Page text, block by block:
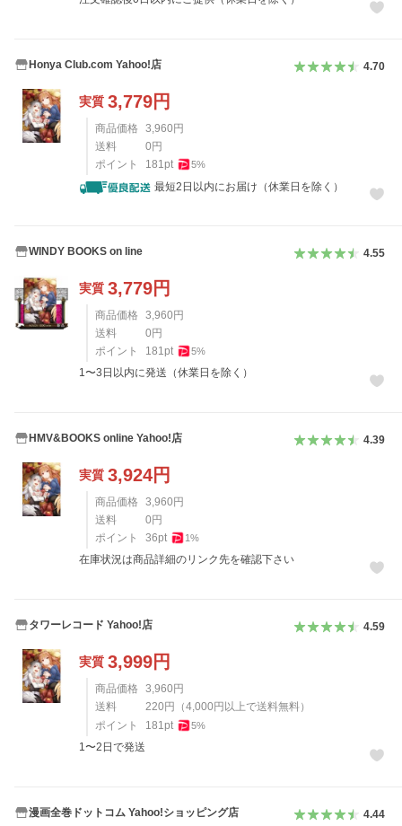
Honya Club.com Yahoo!店 4.70
実質 3,779円
商品価格 3,960 円
送料
0 円
ポイント
181pt 5%
最短2日以内にお届け（休業日を除く）
WINDY BOOKS on line 4.55
実質 3,779円
商品価格 3,960 円
送料
0 円
ポイント
181pt 5%
1〜3日以内に発送（休業日を除く）
HMV&BOOKS online Yahoo!店 4.39
実質 3,924円
商品価格 3,960 円
送料
0 円
ポイント
36pt 1%
在庫状況は商品詳細のリンク先を確認下さい
タワーレコード Yahoo!店 4.59
実質 3,999円
商品価格 3,960 円
送料
220 円 （4,000 円以上で送料無料）
ポイント
181pt 5%
1〜2日で発送
漫画全巻ドットコム Yahoo!ショッピング店 4.44